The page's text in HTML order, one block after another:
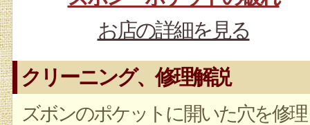
お店の詳細を見る
クリーニング、修理解説
ズボンのポケットに開いた穴を修